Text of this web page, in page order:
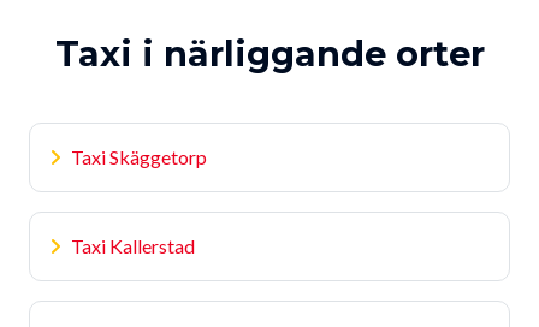
Taxi i närliggande orter
Taxi Skäggetorp
Taxi Kallerstad